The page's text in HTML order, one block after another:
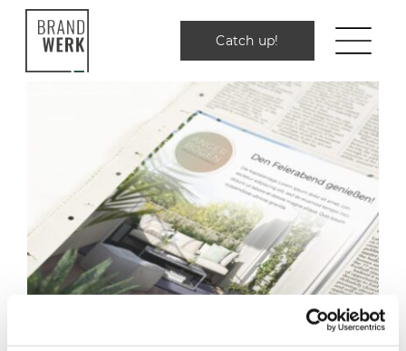
Zum
Inhalt
springen
Catch up!
Catch up!